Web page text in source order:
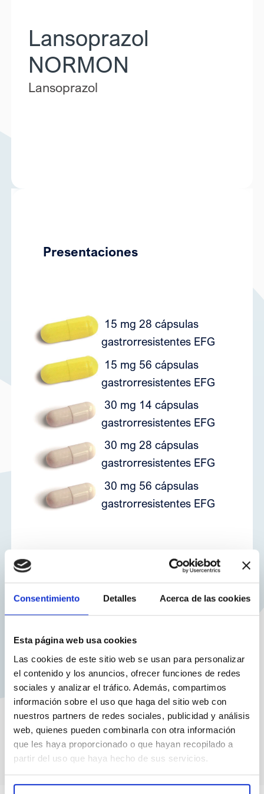
Consentimiento Detalles Acerca de las cookies
Esta página web usa cookies
Las cookies de este sitio web se usan para personalizar
el contenido y los anuncios, ofrecer funciones de redes
sociales y analizar el tráfico. Además, compartimos
información sobre el uso que haga del sitio web con
nuestros partners de redes sociales, publicidad y análisis
web, quienes pueden combinarla con otra información
que les haya proporcionado o que hayan recopilado a
partir del uso que haya hecho de sus servicios.
Lansoprazol
NORMON
Lansoprazol
Presentaciones
15 mg 28 cápsulas
gastrorresistentes EFG
15 mg 56 cápsulas
gastrorresistentes EFG
30 mg 14 cápsulas
gastrorresistentes EFG
30 mg 28 cápsulas
gastrorresistentes EFG
30 mg 56 cápsulas
gastrorresistentes EFG